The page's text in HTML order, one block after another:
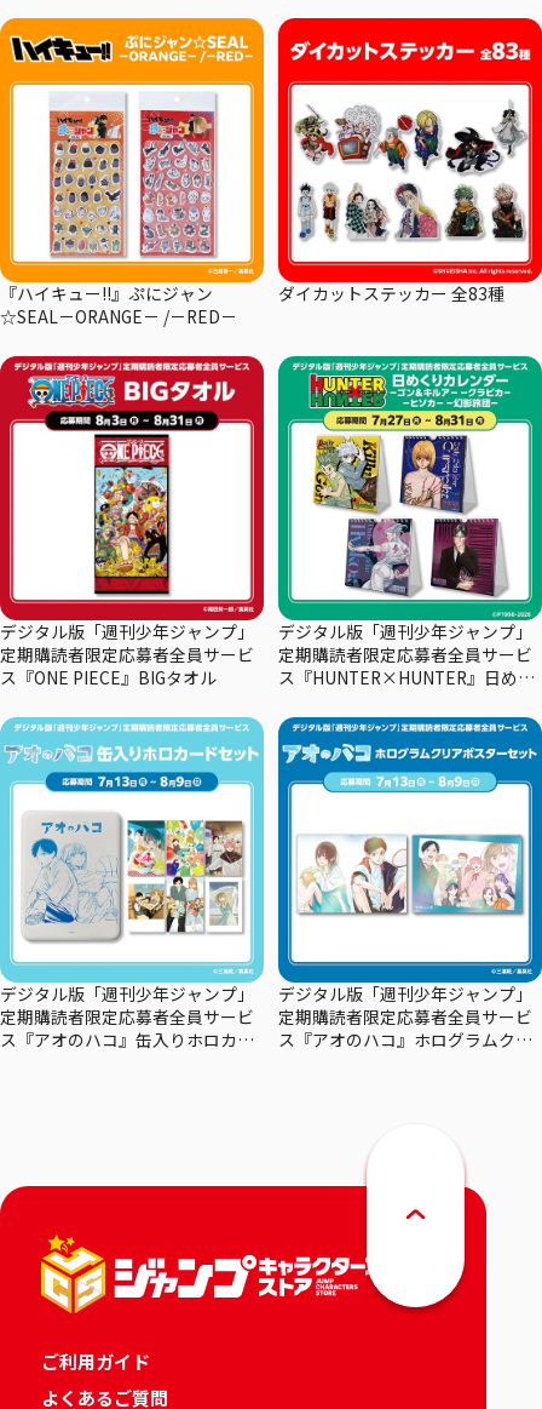
『ハイキュー!!』ぷにジャン
☆SEAL－ORANGE－ /－RED－
ダイカットステッカー 全83種
デジタル版「週刊少年ジャンプ」
定期購読者限定応募者全員サービ
ス『ONE PIECE』BIGタオル
デジタル版「週刊少年ジャンプ」
定期購読者限定応募者全員サービ
ス『HUNTER×HUNTER』日めく
デジタル版「週刊少年ジャンプ」
定期購読者限定応募者全員サービ
ス『アオのハコ』缶入りホロカー
デジタル版「週刊少年ジャンプ」
定期購読者限定応募者全員サービ
ス『アオのハコ』ホログラムクリ
ご利用ガイド
よくあるご質問